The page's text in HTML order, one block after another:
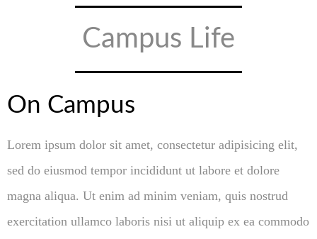
Campus Life
On Campus
Lorem ipsum dolor sit amet, consectetur adipisicing elit,
sed do eiusmod tempor incididunt ut labore et dolore
magna aliqua. Ut enim ad minim veniam, quis nostrud
exercitation ullamco laboris nisi ut aliquip ex ea commodo